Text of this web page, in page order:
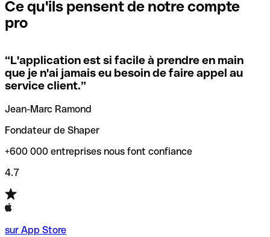
signifie que vous avez le code de l'une des succursales
locales.
Si vous n'êtes pas sûr du code SWIFT que vous devriez
utiliser, nous avons développé un outil de recherche de
codes SWIFT par nom de banque.
vérification/recherche de codes SWIFT. Ainsi, vous pouvez
trouver et vérifier vos codes SWIFT avant de réaliser vos
transferts d’argent.
Ce qu'ils pensent de notre compte
pro
“L'application est si facile à prendre en main
que je n'ai jamais eu besoin de faire appel au
service client.”
Jean-Marc Ramond
Fondateur de Shaper
+600 000 entreprises nous font confiance
4.7
sur App Store